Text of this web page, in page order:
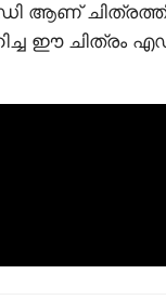
ആണ്
ഈ ചിത്രം